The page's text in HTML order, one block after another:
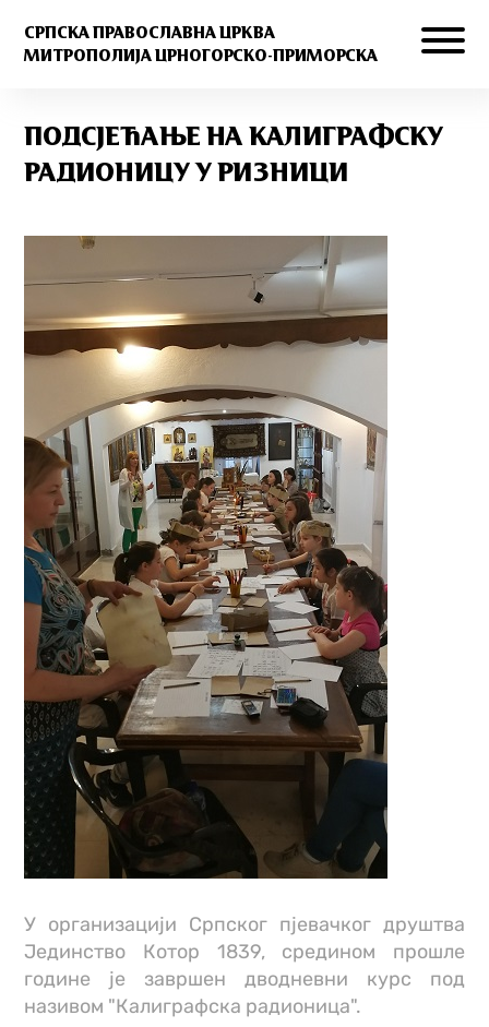
СРПСКА ПРАВОСЛАВНА ЦРКВА
МИТРОПОЛИЈА ЦРНОГОРСКО-ПРИМОРСКА
ПОДСЈЕЋАЊЕ НА КАЛИГРАФСКУ
РАДИОНИЦУ У РИЗНИЦИ
У организацији Српског пјевачког друштва
Јединство Котор 1839, средином прошле
године је завршен дводневни курс под
називом "Калиграфска радионица".